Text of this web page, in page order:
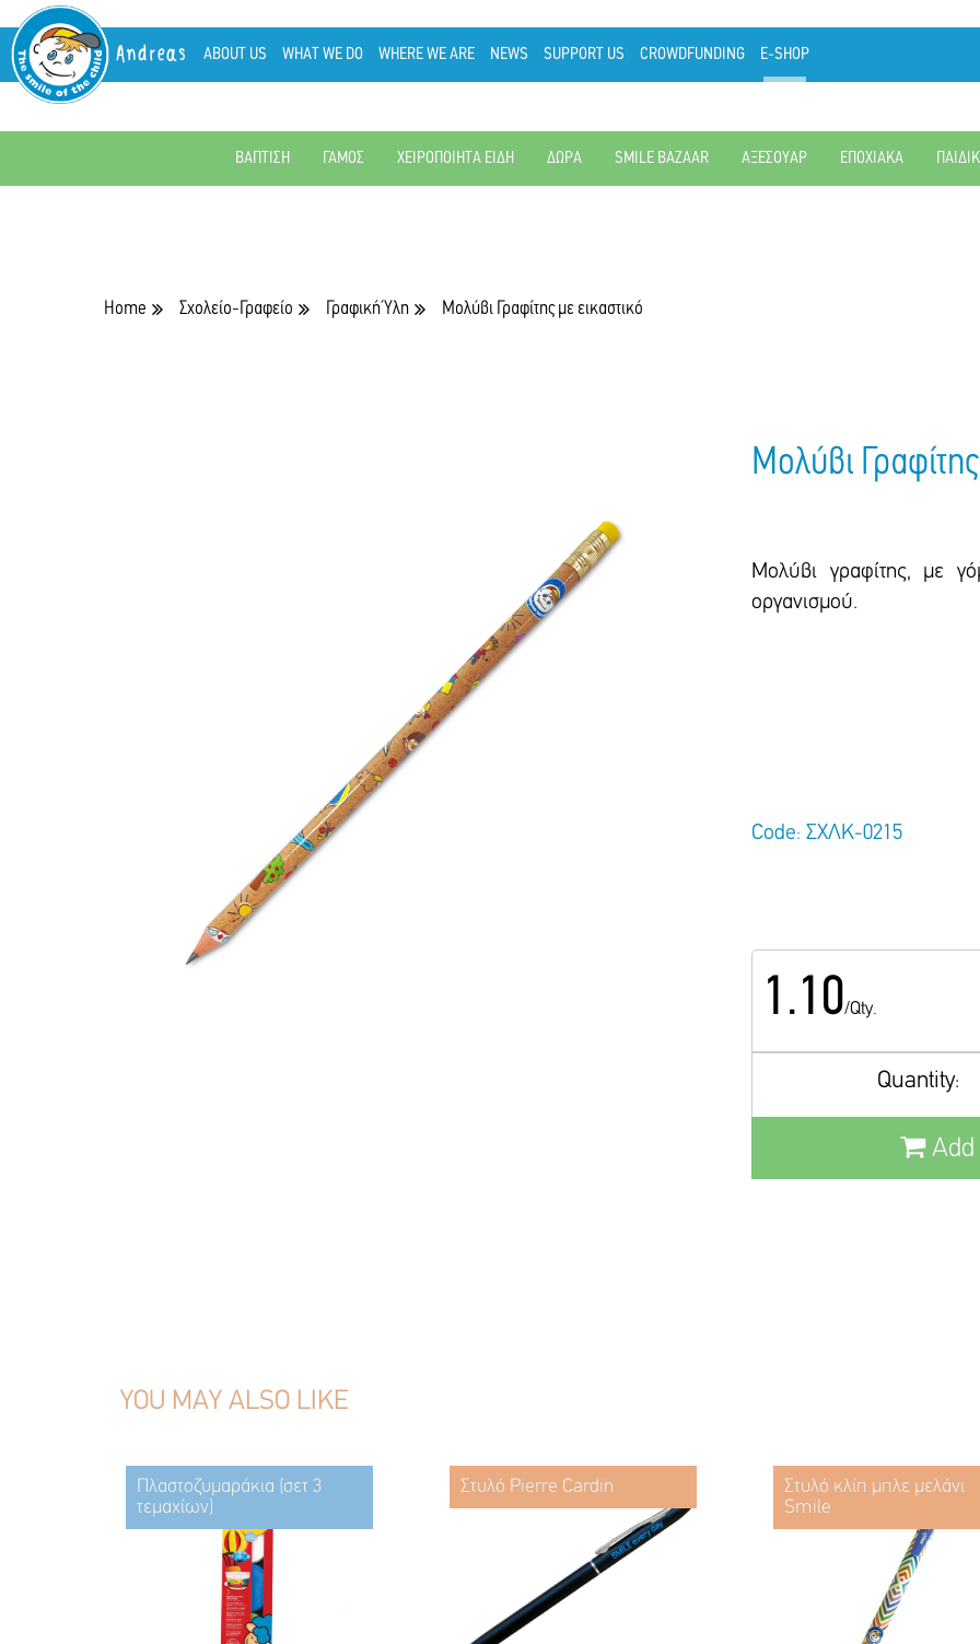
Andreas ABOUT US WHAT WE DO WHERE WE ARE NEWS SUPPORT US CROWDFUNDING E-SHOP
ΒΑΠΤΙΣΗ ΓΑΜΟΣ ΧΕΙΡΟΠΟΙΗΤΑ ΕΙΔΗ ΔΩΡΑ SMILE BAZAAR ΑΞΕΣΟΥΑΡ ΕΠΟΧΙΑΚΑ
Home Σχολείο-Γραφείο Γραφική Ύλη Μολύβι Γραφίτης με εικαστικό
Μολύβι
Μολύβι γραφίτης, με
οργανισμού.
Code: ΣΧΛΚ-0215
1.10/Qty.
Quantity:
Add
YOU MAY ALSO LIKE
Πλαστοζυμαράκια (σετ 3
τεμαχίων)
Στυλό Pierre Cardin
Στυλό κλίπ μπλε μελάνι
Smile